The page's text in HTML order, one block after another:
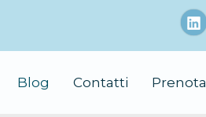
Blog Contatti Prenota